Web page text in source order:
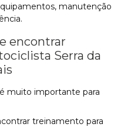
manutenção
encontrar
Serra da
muito importante para
treinamento para